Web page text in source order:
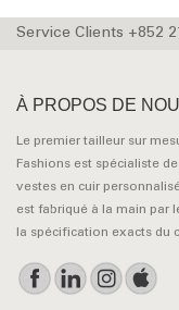
Service Clients +852
À PROPOS DE
Le premier tailleur sur
Fashions est spécialiste
vestes en cuir
est fabriqué à la main par
la spécification exacts du